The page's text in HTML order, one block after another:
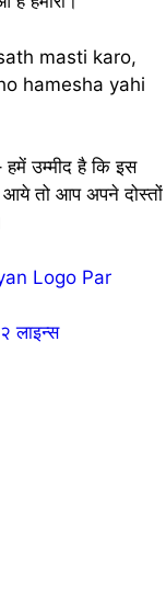
masti karo,
hamesha yahi
उम्मीद है कि इस
तो आप अपने दोस्तों
Logo Par
लाइन्स